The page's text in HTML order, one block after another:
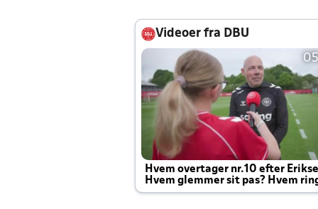
Videoer fra DBU
Hvem overtager nr.10 efter
Hvem glemmer sit pas? Hvem
Joachim altid til efter kampe?